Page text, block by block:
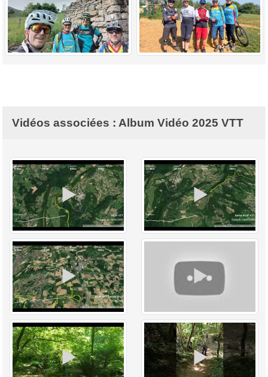
Vidéos associées : Album Vidéo 2025 VTT